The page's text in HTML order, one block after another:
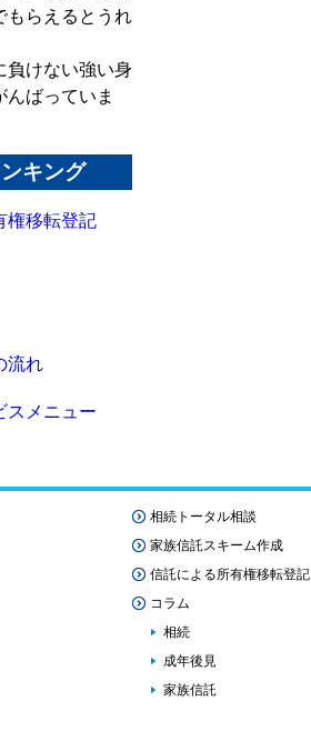
もらえるとうれ
負けない強い身
ばっていま
キング
権移転登記
流れ
スメニュー
相続トータル相談
家族信託スキーム作成
信託による所有権移転登記
コラム
相続
成年後見
家族信託